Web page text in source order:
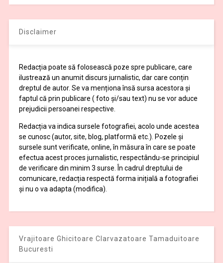
Disclaimer
Redacția poate să folosească poze spre publicare, care
ilustrează un anumit discurs jurnalistic, dar care conțin
dreptul de autor. Se va menționa însă sursa acestora și
faptul că prin publicare ( foto și/sau text) nu se vor aduce
prejudicii persoanei respective.
Redacția va indica sursele fotografiei, acolo unde acestea
se cunosc (autor, site, blog, platformă etc.). Pozele și
sursele sunt verificate, online, în măsura în care se poate
efectua acest proces jurnalistic, respectându-se principiul
de verificare din minim 3 surse. În cadrul dreptului de
comunicare, redacția respectă forma inițială a fotografiei
și nu o va adapta (modifica).
Vrajitoare Ghicitoare Clarvazatoare Tamaduitoare
Bucuresti